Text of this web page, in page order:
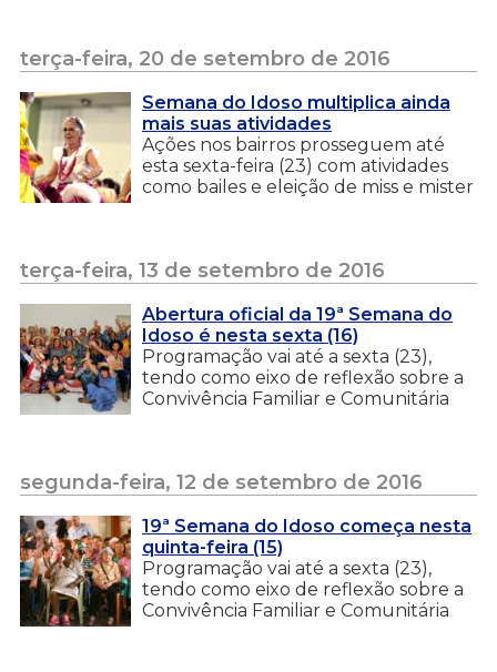
terça-feira, 20 de setembro de 2016
Semana do Idoso multiplica ainda
mais suas atividades
Ações nos bairros prosseguem até
esta sexta-feira (23) com atividades
como bailes e eleição de miss e mister
terça-feira, 13 de setembro de 2016
Abertura oficial da 19ª Semana do
Idoso é nesta sexta (16)
Programação vai até a sexta (23),
tendo como eixo de reflexão sobre a
Convivência Familiar e Comunitária
segunda-feira, 12 de setembro de 2016
19ª Semana do Idoso começa nesta
quinta-feira (15)
Programação vai até a sexta (23),
tendo como eixo de reflexão sobre a
Convivência Familiar e Comunitária